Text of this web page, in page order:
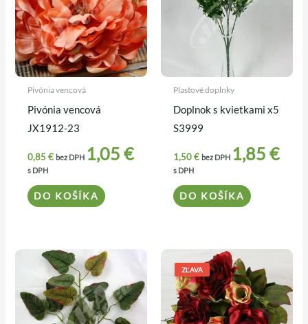
Pivónia vencová
Pivónia vencová
JX1912-23
0,85€ bez DPH 1,05 €
s DPH
DO KOŠÍKA
Plastové doplnky
Doplnok s kvietkami x5
S3999
1,50€ bez DPH 1,85 €
s DPH
DO KOŠÍKA
ZĽAVA
Pôvodná
cena
bola:
5,20 €.
Aktuálna
cena
je:
4,50 €.